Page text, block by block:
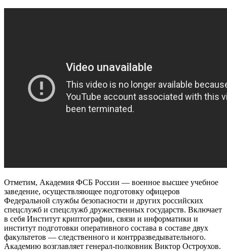
Отметим, Академия ФСБ России — военное высшее учебное
заведение, осуществляющее подготовку офицеров
Федеральной службы безопасности и других российских
спецслужб и спецслужб дружественных государств. Включает
в себя Институт криптографии, связи и информатики и
институт подготовки оперативного состава в составе двух
факультетов — следственного и контрразведывательного.
Академию возглавляет генерал-полковник Виктор Остроухов.